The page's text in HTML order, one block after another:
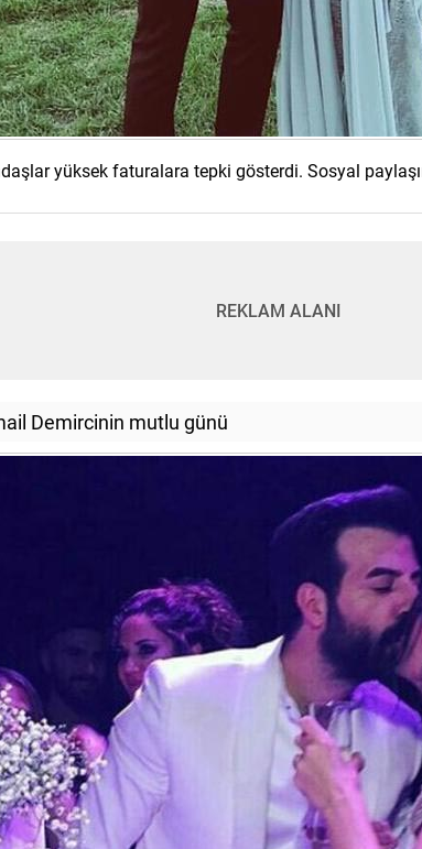
yüksek faturalara tepki gösterdi. Sosyal
REKLAM ALANI
Demircinin mutlu günü